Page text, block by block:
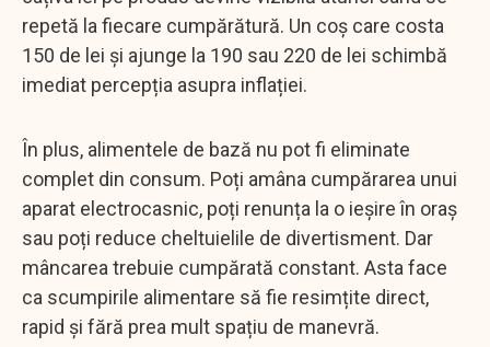
repetă la fiecare cumpărătură. Un coș care costa
150 de lei și ajunge la 190 sau 220 de lei schimbă
imediat percepția asupra inflației.
În plus, alimentele de bază nu pot fi eliminate
complet din consum. Poți amâna cumpărarea unui
aparat electrocasnic, poți renunța la o ieșire în oraș
sau poți reduce cheltuielile de divertisment. Dar
mâncarea trebuie cumpărată constant. Asta face
ca scumpirile alimentare să fie resimțite direct,
rapid și fără prea mult spațiu de manevră.